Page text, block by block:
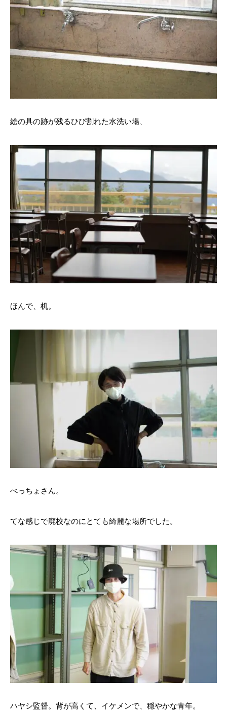
絵の具の跡が残るひび割れた水洗い場、
ほんで、机。
べっちょさん。
てな感じで廃校なのにとても綺麗な場所でした。
ハヤシ監督。背が高くて、イケメンで、穏やかな青年。